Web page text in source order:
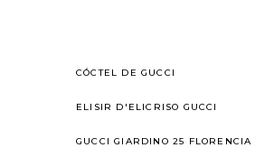
CÓCTEL DE GUCCI
ELISIR D'ELICRISO GUCCI
GUCCI GIARDINO 25 FLORENCIA